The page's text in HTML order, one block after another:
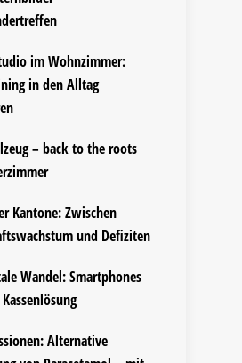
im Wohnzimmer:
in den Alltag
– back to the roots
Kantone: Zwischen
und Defiziten
Wandel: Smartphones
Alternative